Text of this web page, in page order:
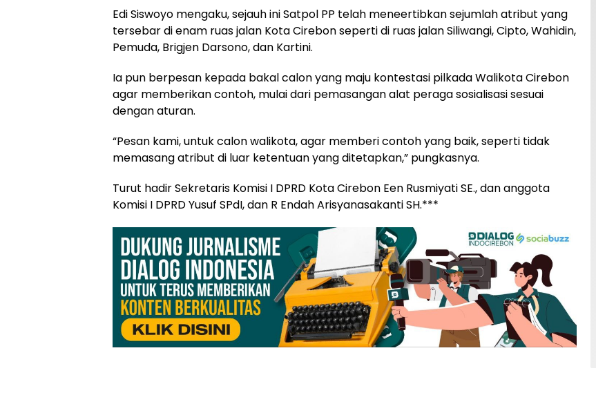
Edi Siswoyo mengaku, sejauh ini Satpol PP telah meneertibkan sejumlah atribut yang
tersebar di enam ruas jalan Kota Cirebon seperti di ruas jalan Siliwangi, Cipto, Wahidin,
Pemuda, Brigjen Darsono, dan Kartini.
Ia pun berpesan kepada bakal calon yang maju kontestasi pilkada Walikota Cirebon
agar memberikan contoh, mulai dari pemasangan alat peraga sosialisasi sesuai
dengan aturan.
“Pesan kami, untuk calon walikota, agar memberi contoh yang baik, seperti tidak
memasang atribut di luar ketentuan yang ditetapkan,” pungkasnya.
Turut hadir Sekretaris Komisi I DPRD Kota Cirebon Een Rusmiyati SE., dan anggota
Komisi I DPRD Yusuf SPdI, dan R Endah Arisyanasakanti SH.***